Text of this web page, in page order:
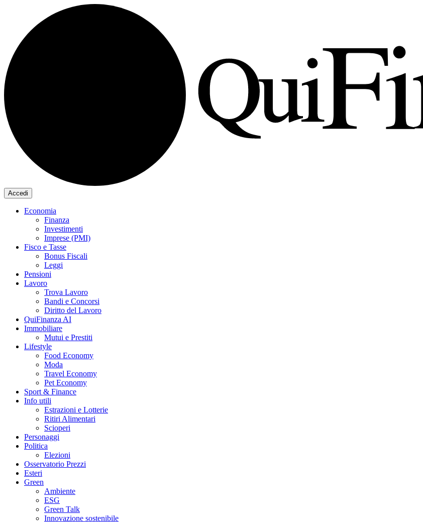
Accedi
Economia
Finanza
Investimenti
Imprese (PMI)
Fisco e Tasse
Bonus Fiscali
Leggi
Pensioni
Lavoro
Trova Lavoro
Bandi e Concorsi
Diritto del Lavoro
QuiFinanza AI
Immobiliare
Mutui e Prestiti
Lifestyle
Food Economy
Moda
Travel Economy
Pet Economy
Sport & Finance
Info utili
Estrazioni e Lotterie
Ritiri Alimentari
Scioperi
Personaggi
Politica
Elezioni
Osservatorio Prezzi
Esteri
Green
Ambiente
ESG
Green Talk
Innovazione sostenibile